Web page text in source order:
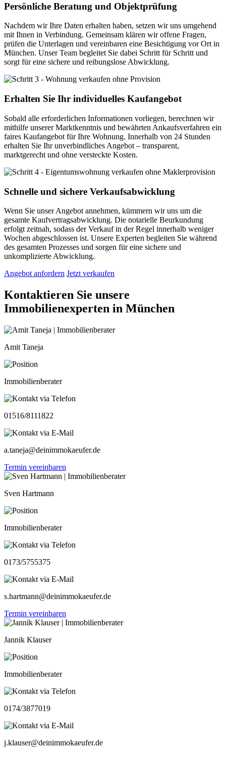
Persönliche Beratung und Objektprüfung
Nachdem wir Ihre Daten erhalten haben, setzen wir uns umgehend
mit Ihnen in Verbindung. Gemeinsam klären wir offene Fragen,
prüfen die Unterlagen und vereinbaren eine Besichtigung vor Ort in
München. Unser Team begleitet Sie dabei Schritt für Schritt und
sorgt für eine sichere und reibungslose Abwicklung.
Erhalten Sie Ihr individuelles Kaufangebot
Sobald alle erforderlichen Informationen vorliegen, berechnen wir
mithilfe unserer Marktkenntnis und bewährten Ankaufsverfahren ein
faires Kaufangebot für Ihre Wohnung. Innerhalb von 24 Stunden
erhalten Sie Ihr unverbindliches Angebot – transparent,
marktgerecht und ohne versteckte Kosten.
Schnelle und sichere Verkaufsabwicklung
Wenn Sie unser Angebot annehmen, kümmern wir uns um die
gesamte Kaufvertragsabwicklung. Die notarielle Beurkundung
erfolgt zeitnah, sodass der Verkauf in der Regel innerhalb weniger
Wochen abgeschlossen ist. Unsere Experten begleiten Sie während
des gesamten Prozesses und sorgen für eine sichere und
unkomplizierte Abwicklung.
Angebot anfordern Jetzt verkaufen
Kontaktieren Sie unsere
Immobilienexperten in München
Amit Taneja
Immobilienberater
01516/8111822
a.taneja@deinimmokaeufer.de
Termin vereinbaren
Sven Hartmann
Immobilienberater
0173/5755375
s.hartmann@deinimmokaeufer.de
Termin vereinbaren
Jannik Klauser
Immobilienberater
0174/3877019
j.klauser@deinimmokaeufer.de